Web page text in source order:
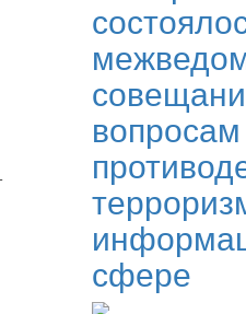
вопросам
сфере